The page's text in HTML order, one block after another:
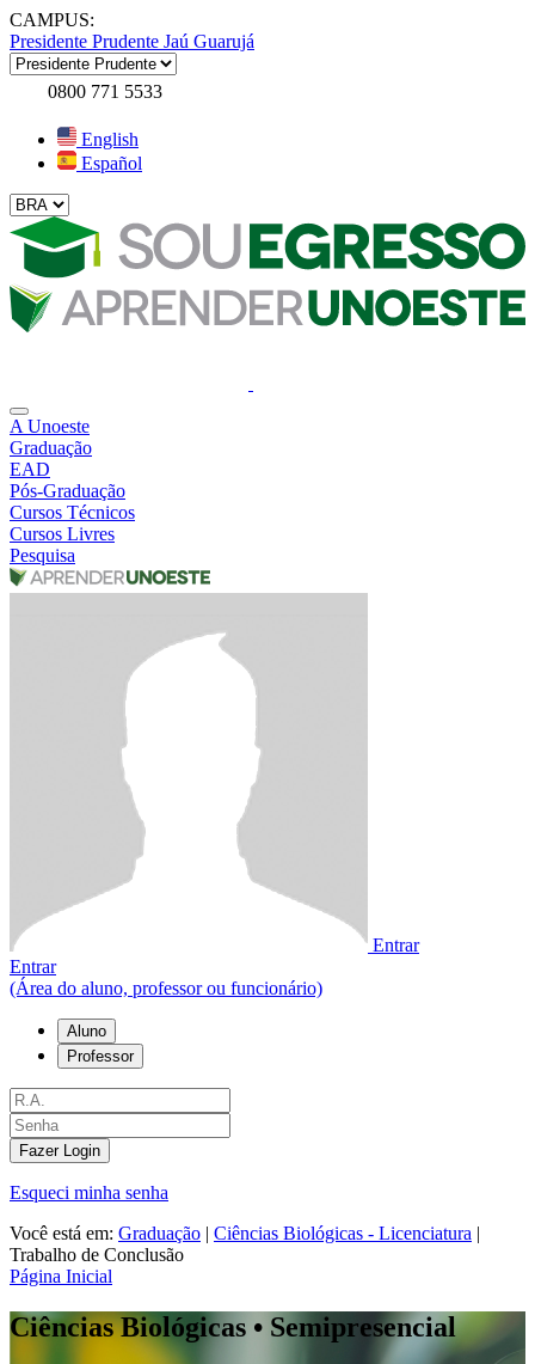
CAMPUS:
Presidente Prudente Jaú Guarujá
0800 771 5533
English
Español
A Unoeste
Graduação
EAD
Pós-Graduação
Cursos Técnicos
Cursos Livres
Pesquisa
Entrar
Entrar
(Área do aluno, professor ou funcionário)
Aluno
Professor
Fazer Login
Esqueci minha senha
Você está em: Graduação | Ciências Biológicas - Licenciatura |
Trabalho de Conclusão
Página Inicial
Ciências Biológicas • Semipresencial